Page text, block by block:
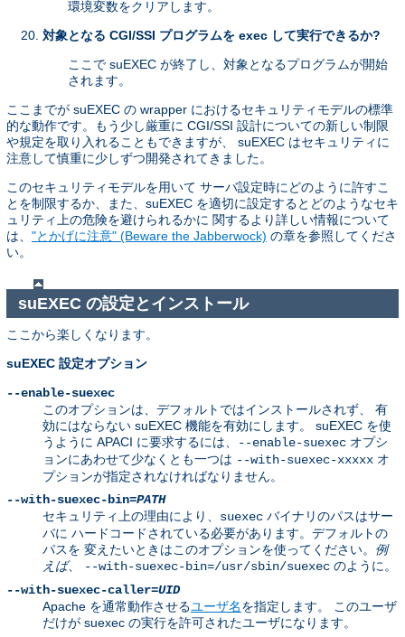
環境変数をクリアします。
対象となる CGI/SSI プログラムを exec して実行できるか?
ここで suEXEC が終了し、対象となるプログラムが開始
されます。
ここまでが suEXEC の wrapper におけるセキュリティモデルの標準
的な動作です。もう少し厳重に CGI/SSI 設計についての新しい制限
や規定を取り入れることもできますが、 suEXEC はセキュリティに
注意して慎重に少しずつ開発されてきました。
このセキュリティモデルを用いて サーバ設定時にどのように許すこ
とを制限するか、また、suEXEC を適切に設定するとどのようなセキ
ュリティ上の危険を避けられるかに 関するより詳しい情報について
は、 "とかげに注意" (Beware the Jabberwock) の章を参照してくださ
い。
suEXEC の設定とインストール
ここから楽しくなります。
suEXEC 設定オプション
--enable-suexec
このオプションは、デフォルトではインストールされず、 有
効にはならない suEXEC 機能を有効にします。 suEXEC を使
うように APACI に要求するには、
--enable-suexec オプシ
ョンにあわせて少なくとも一つは --with-suexec-xxxxx オ
プションが指定されなければなりません。
--with-suexec-bin=PATH
セキュリティ上の理由により、 suexec バイナリのパスはサー
バに ハードコードされている必要があります。デフォルトの
パスを 変えたいときはこのオプションを使ってください。 例
えば、 --with-suexec-bin=/usr/sbin/suexec のように。
--with-suexec-caller=UID
Apache を通常動作させるユーザ名を指定します。 このユーザ
だけが suexec の実行を許可されたユーザになります。